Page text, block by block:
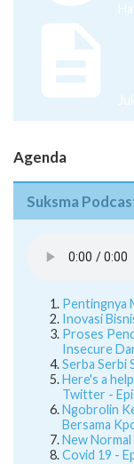
Agenda
Suksma
Pentingnya
Inovasi
Proses
Insecure
Serba Serbi
Here's a
Twitter -
Ngobrolin
Bersama
New Normal
Covid 19 -